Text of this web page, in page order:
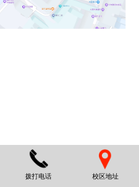
拨打电话 校区地址